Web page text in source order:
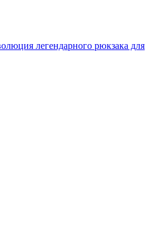
легендарного рюкзака для